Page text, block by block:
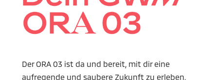
Der ORA 03 ist da und bereit, mit dir eine
aufregende und saubere Zukunft zu erleben.